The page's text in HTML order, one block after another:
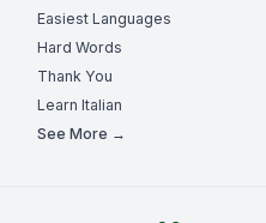
Easiest Languages
Hard Words
Thank You
Learn Italian
See More →